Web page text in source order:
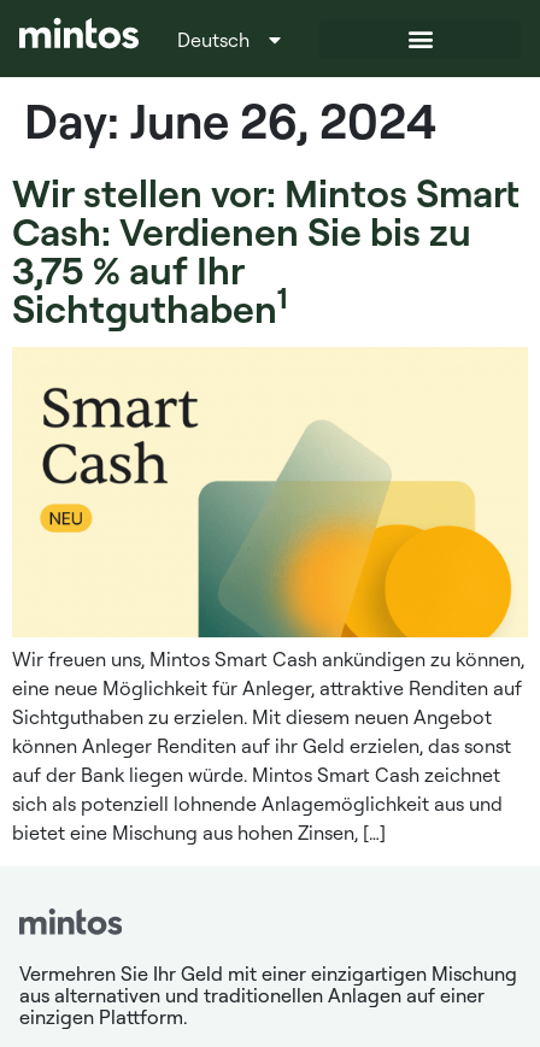
Deutsch
Italiano
Day: June 26, 2024
Wir stellen vor: Mintos Smart
Cash: Verdienen Sie bis zu
3,75 % auf Ihr
Sichtguthaben1
Wir freuen uns, Mintos Smart Cash ankündigen zu können,
eine neue Möglichkeit für Anleger, attraktive Renditen auf
Sichtguthaben zu erzielen. Mit diesem neuen Angebot
können Anleger Renditen auf ihr Geld erzielen, das sonst
auf der Bank liegen würde. Mintos Smart Cash zeichnet
sich als potenziell lohnende Anlagemöglichkeit aus und
bietet eine Mischung aus hohen Zinsen, […]
Vermehren Sie Ihr Geld mit einer einzigartigen Mischung
aus alternativen und traditionellen Anlagen auf einer
einzigen Plattform.